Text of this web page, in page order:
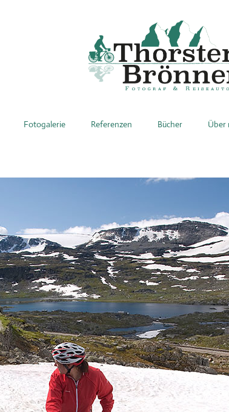
Fotogalerie Referenzen Bücher Über